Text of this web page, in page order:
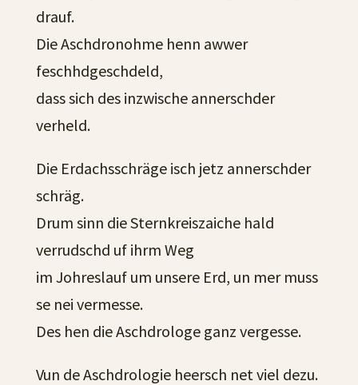
drauf.
Die Aschdronohme henn awwer
feschhdgeschdeld,
dass sich des inzwische annerschder
verheld.
Die Erdachsschräge isch jetz annerschder
schräg.
Drum sinn die Sternkreiszaiche hald
verrudschd uf ihrm Weg
im Johreslauf um unsere Erd, un mer muss
se nei vermesse.
Des hen die Aschdrologe ganz vergesse.
Vun de Aschdrologie heersch net viel dezu.